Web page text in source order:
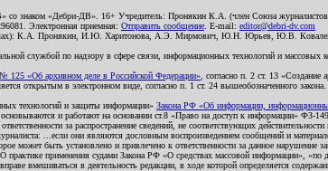
со знаком «Дебри-ДВ». 16+ Учредитель: Пронякин К.А. (член Союза
Электронная приемная: Отправить сообщение . E-mail: editor@debri-dv.com
началах): К.А. Пронякин, И.Ю. Харитонова, А.Э. Мирмович, Ю.Н. Юрьев, Ю.В.
службой по надзору в сфере связи, информационных технологий и массовых
125 «Об архивном деле в Российской Федерации» , согласно п. 2 ст. 13
открытым в электронном виде, согласно п. 1 ст. 24 вышеобозначенного
технологий и защиты информации» Закона РФ «Об информации,
и работают на основании ст.8 «Право на доступ к информации» ФЗ-149.
за распространение сведений, не соответствующих
...если они являются дословным воспроизведением сообщений и
может быть установлено и привлечено к ответственности за данное нарушение
применения судами Закона РФ «О средствах массовой информации», «по
вмешиваться в деятельность редакции, в ходе которой определяется